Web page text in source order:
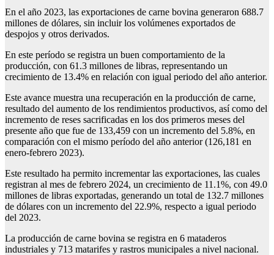
En el año 2023, las exportaciones de carne bovina generaron 688.7
millones de dólares, sin incluir los volúmenes exportados de
despojos y otros derivados.
En este período se registra un buen comportamiento de la
producción, con 61.3 millones de libras, representando un
crecimiento de 13.4% en relación con igual periodo del año anterior.
Este avance muestra una recuperación en la producción de carne,
resultado del aumento de los rendimientos productivos, así como del
incremento de reses sacrificadas en los dos primeros meses del
presente año que fue de 133,459 con un incremento del 5.8%, en
comparación con el mismo período del año anterior (126,181 en
enero-febrero 2023).
Este resultado ha permito incrementar las exportaciones, las cuales
registran al mes de febrero 2024, un crecimiento de 11.1%, con 49.0
millones de libras exportadas, generando un total de 132.7 millones
de dólares con un incremento del 22.9%, respecto a igual periodo
del 2023.
La producción de carne bovina se registra en 6 mataderos
industriales y 713 matarifes y rastros municipales a nivel nacional.